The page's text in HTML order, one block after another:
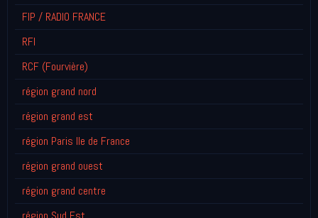
FIP / RADIO FRANCE
RFI
RCF (Fourvière)
région grand nord
région grand est
région Paris Ile de France
région grand ouest
région grand centre